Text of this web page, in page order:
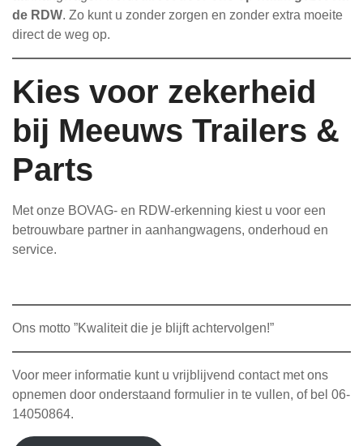
de RDW. Zo kunt u zonder zorgen en zonder extra moeite
direct de weg op.
Kies voor zekerheid
bij Meeuws Trailers &
Parts
Met onze BOVAG- en RDW-erkenning kiest u voor een
betrouwbare partner in aanhangwagens, onderhoud en
service.
Ons motto ”Kwaliteit die je blijft achtervolgen!”
Voor meer informatie kunt u vrijblijvend contact met ons
opnemen door onderstaand formulier in te vullen, of bel 06-
14050864.